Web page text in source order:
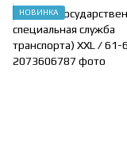
НОВИНКА